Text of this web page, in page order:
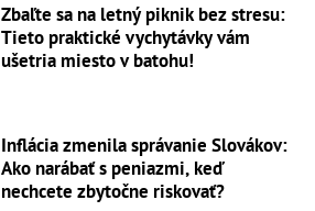
Zbaľte sa na letný piknik bez stresu:
Tieto praktické vychytávky vám
ušetria miesto v batohu!
Inflácia zmenila správanie Slovákov:
Ako narábať s peniazmi, keď
nechcete zbytočne riskovať?